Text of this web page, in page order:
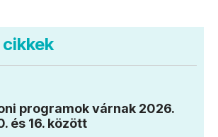
programok várnak 2026.
és 16. között